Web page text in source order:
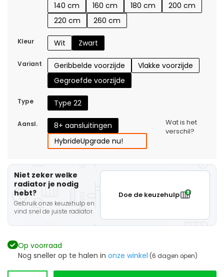
140 cm
160 cm 180 cm
200 cm
220 cm
260 cm
Kleur Wit Zwart
Variant Geribbelde voorzijde
Vlakke voorzijde
Gegroefde voorzijde
Type Type 22
Aansl.
8+ aansluitingen
HybrideUpgrade nu!
Wat is het
verschil?
Niet zeker welke
radiator je nodig
hebt?
Gebruik onze keuzehulp en
vind snel de juiste radiator.
Doe de keuzehulp
Op voorraad
Nog sneller op te halen in onze winkel (6 dagen open)